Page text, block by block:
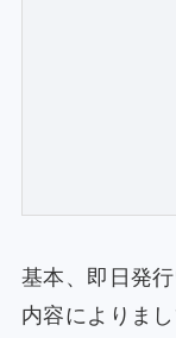
基本、即日発行
内容によりま